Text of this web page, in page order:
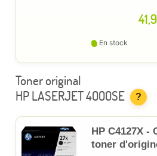
En stock
Toner original
HP LASERJET 4000SE
?
HP C4127X -
toner